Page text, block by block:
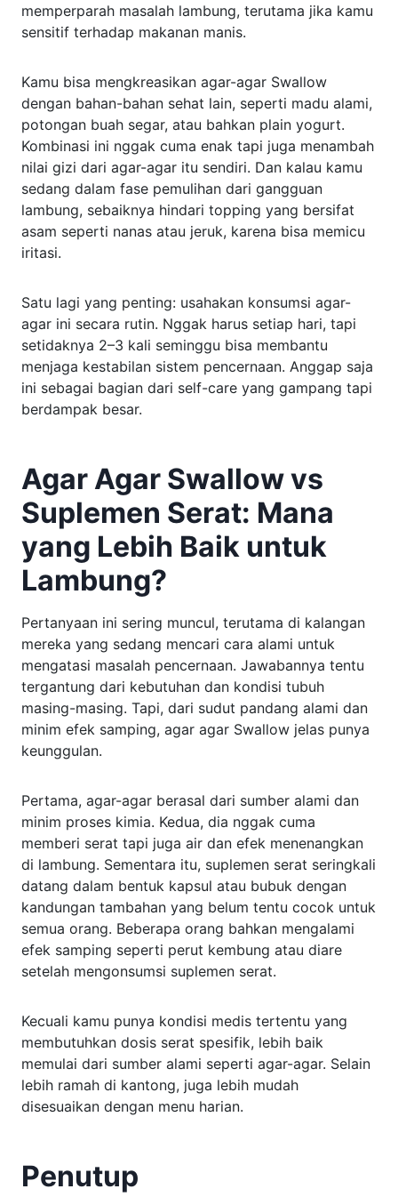
memperparah masalah lambung, terutama jika kamu
sensitif terhadap makanan manis.
Kamu bisa mengkreasikan agar-agar Swallow
dengan bahan-bahan sehat lain, seperti madu alami,
potongan buah segar, atau bahkan plain yogurt.
Kombinasi ini nggak cuma enak tapi juga menambah
nilai gizi dari agar-agar itu sendiri. Dan kalau kamu
sedang dalam fase pemulihan dari gangguan
lambung, sebaiknya hindari topping yang bersifat
asam seperti nanas atau jeruk, karena bisa memicu
iritasi.
Satu lagi yang penting: usahakan konsumsi agar-
agar ini secara rutin. Nggak harus setiap hari, tapi
setidaknya 2–3 kali seminggu bisa membantu
menjaga kestabilan sistem pencernaan. Anggap saja
ini sebagai bagian dari self-care yang gampang tapi
berdampak besar.
Agar Agar Swallow vs
Suplemen Serat: Mana
yang Lebih Baik untuk
Lambung?
Pertanyaan ini sering muncul, terutama di kalangan
mereka yang sedang mencari cara alami untuk
mengatasi masalah pencernaan. Jawabannya tentu
tergantung dari kebutuhan dan kondisi tubuh
masing-masing. Tapi, dari sudut pandang alami dan
minim efek samping, agar agar Swallow jelas punya
keunggulan.
Pertama, agar-agar berasal dari sumber alami dan
minim proses kimia. Kedua, dia nggak cuma
memberi serat tapi juga air dan efek menenangkan
di lambung. Sementara itu, suplemen serat seringkali
datang dalam bentuk kapsul atau bubuk dengan
kandungan tambahan yang belum tentu cocok untuk
semua orang. Beberapa orang bahkan mengalami
efek samping seperti perut kembung atau diare
setelah mengonsumsi suplemen serat.
Kecuali kamu punya kondisi medis tertentu yang
membutuhkan dosis serat spesifik, lebih baik
memulai dari sumber alami seperti agar-agar. Selain
lebih ramah di kantong, juga lebih mudah
disesuaikan dengan menu harian.
Penutup